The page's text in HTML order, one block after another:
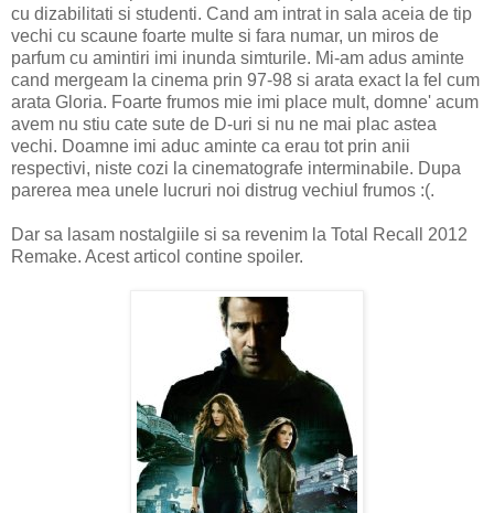
cu dizabilitati si studenti. Cand am intrat in sala aceia de tip
vechi cu scaune foarte multe si fara numar, un miros de
parfum cu amintiri imi inunda simturile. Mi-am adus aminte
cand mergeam la cinema prin 97-98 si arata exact la fel cum
arata Gloria. Foarte frumos mie imi place mult, domne' acum
avem nu stiu cate sute de D-uri si nu ne mai plac astea
vechi. Doamne imi aduc aminte ca erau tot prin anii
respectivi, niste cozi la cinematografe interminabile. Dupa
parerea mea unele lucruri noi distrug vechiul frumos :(.
Dar sa lasam nostalgiile si sa revenim la Total Recall 2012
Remake. Acest articol contine spoiler.